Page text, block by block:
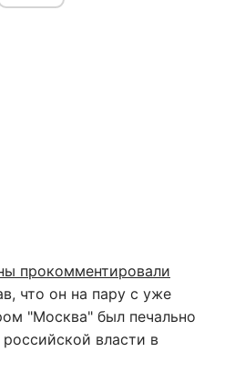
прокомментировали
что он на пару с уже
"Москва" был печально
власти в